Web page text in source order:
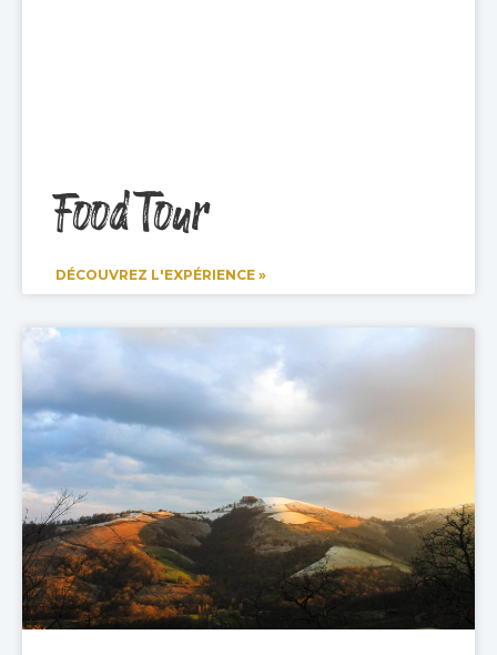
Food Tour
DÉCOUVREZ L'EXPÉRIENCE »